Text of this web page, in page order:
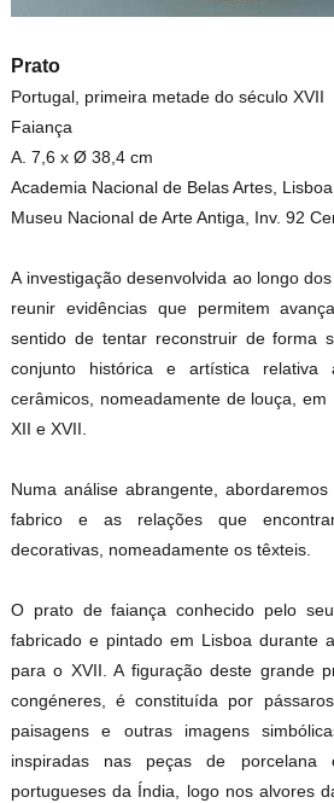
Prato
Portugal, primeira metade do século XVII
Faiança
A. 7,6 x Ø 38,4 cm
Academia Nacional de Belas Artes, Lisboa
Museu Nacional de Arte Antiga, Inv. 92
A investigação desenvolvida ao longo
reunir evidências que permitem
sentido de tentar reconstruir de forma
conjunto histórica e artística relativa
cerâmicos, nomeadamente de louça,
XII e XVII.
Numa análise abrangente,
fabrico e as relações que
decorativas, nomeadamente os têxteis.
O prato de faiança conhecido pelo
fabricado e pintado em Lisboa durante
para o XVII. A figuração deste grande
congéneres, é constituída por
paisagens e outras imagens
inspiradas nas peças de porcelana
portugueses da Índia, logo nos alvores